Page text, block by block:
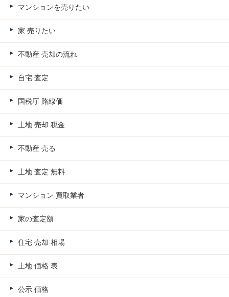
マンションを売りたい
家 売りたい
不動産 売却の流れ
自宅 査定
国税庁 路線価
土地 売却 税金
不動産 売る
土地 査定 無料
マンション 買取業者
家の査定額
住宅 売却 相場
土地 価格 表
公示 価格